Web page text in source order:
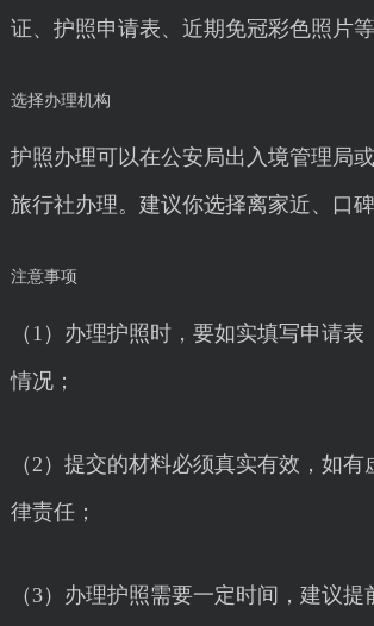
证、护照申请表、近期免冠彩色照片等
选择办理机构
护照办理可以在公安局出入境管理局
旅行社办理。建议你选择离家近、口碑
注意事项
（1）办理护照时，要如实填写申请
情况；
（2）提交的材料必须真实有效，如
律责任；
（3）办理护照需要一定时间，建议提